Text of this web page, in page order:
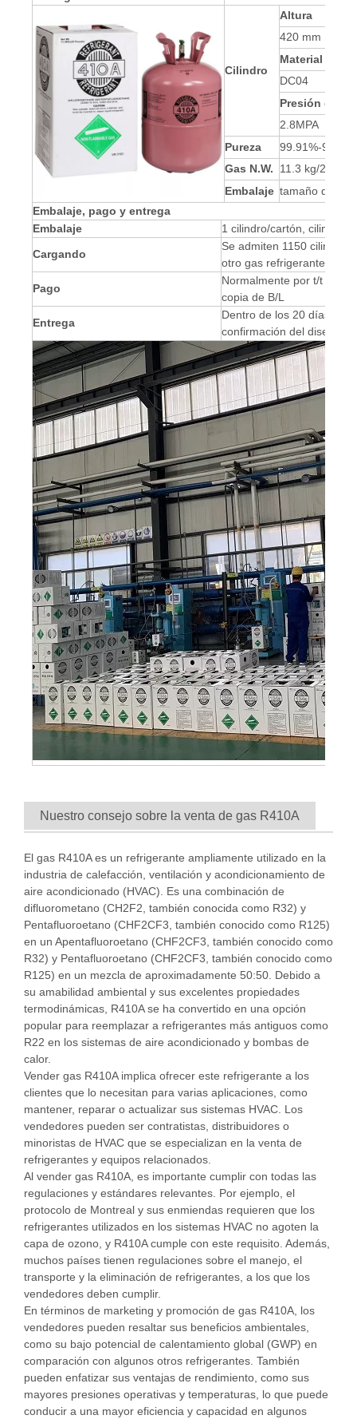
Cilindro
Altura
420 mm
Material
DC04
Presión de
2.8MPA
Pureza
99.91%-
Gas N.W.
11.3 kg/25 lb
Embalaje tamaño de
Embalaje, pago y entrega
Embalaje
1 cilindro/cartón, cilindro
Cargando
Se admiten 1150
otro gas refrigerante
Pago
Normalmente por t/t 30%
copia de B/L
Entrega
Dentro de los 20 días
confirmación del diseño
Nuestro consejo sobre la venta de gas R410A
El gas R410A es un refrigerante ampliamente utilizado en la
industria de calefacción, ventilación y acondicionamiento de
aire acondicionado (HVAC). Es una combinación de
difluorometano (CH2F2, también conocida como R32) y
Pentafluoroetano (CHF2CF3, también conocido como R125)
en un Apentafluoroetano (CHF2CF3, también conocido como
R32) y Pentafluoroetano (CHF2CF3, también conocido como
R125) en un mezcla de aproximadamente 50:50. Debido a
su amabilidad ambiental y sus excelentes propiedades
termodinámicas, R410A se ha convertido en una opción
popular para reemplazar a refrigerantes más antiguos como
R22 en los sistemas de aire acondicionado y bombas de
calor.
Vender gas R410A implica ofrecer este refrigerante a los
clientes que lo necesitan para varias aplicaciones, como
mantener, reparar o actualizar sus sistemas HVAC. Los
vendedores pueden ser contratistas, distribuidores o
minoristas de HVAC que se especializan en la venta de
refrigerantes y equipos relacionados.
Al vender gas R410A, es importante cumplir con todas las
regulaciones y estándares relevantes. Por ejemplo, el
protocolo de Montreal y sus enmiendas requieren que los
refrigerantes utilizados en los sistemas HVAC no agoten la
capa de ozono, y R410A cumple con este requisito. Además,
muchos países tienen regulaciones sobre el manejo, el
transporte y la eliminación de refrigerantes, a los que los
vendedores deben cumplir.
En términos de marketing y promoción de gas R410A, los
vendedores pueden resaltar sus beneficios ambientales,
como su bajo potencial de calentamiento global (GWP) en
comparación con algunos otros refrigerantes. También
pueden enfatizar sus ventajas de rendimiento, como sus
mayores presiones operativas y temperaturas, lo que puede
conducir a una mayor eficiencia y capacidad en algunos